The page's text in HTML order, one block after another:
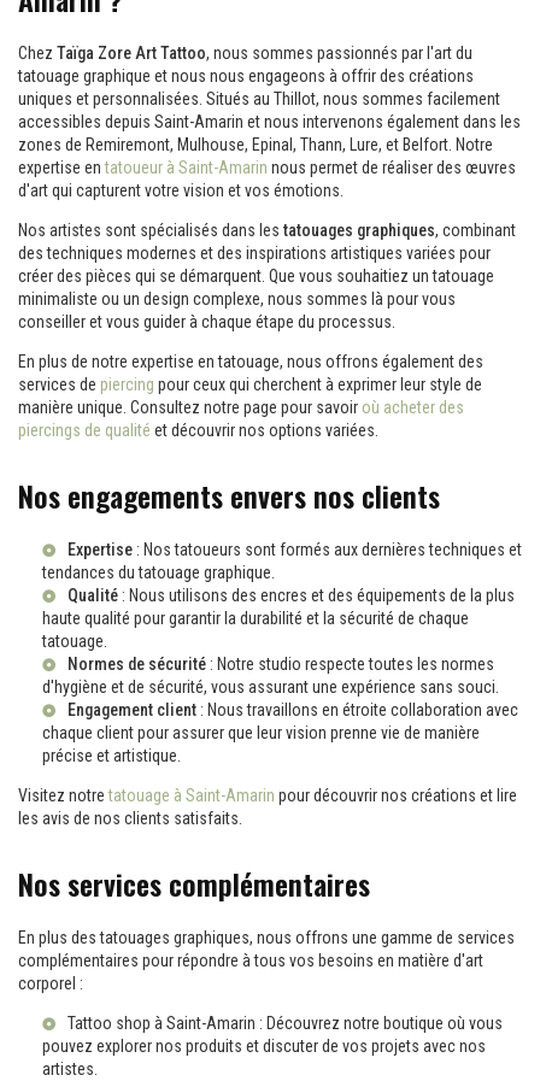
Chez Taïga Zore Art Tattoo, nous sommes passionnés par l'art du
tatouage graphique et nous nous engageons à offrir des créations
uniques et personnalisées. Situés au Thillot, nous sommes facilement
accessibles depuis Saint-Amarin et nous intervenons également dans les
zones de Remiremont, Mulhouse, Epinal, Thann, Lure, et Belfort. Notre
expertise entatoueur à Saint-Amarin nous permet de réaliser des œuvres
d'art qui capturent votre vision et vos émotions.
Nos artistes sont spécialisés dans les tatouages graphiques, combinant
des techniques modernes et des inspirations artistiques variées pour
créer des pièces qui se démarquent. Que vous souhaitiez un tatouage
minimaliste ou un design complexe, nous sommes là pour vous
conseiller et vous guider à chaque étape du processus.
En plus de notre expertise en tatouage, nous offrons également des
services de piercing pour ceux qui cherchent à exprimer leur style de
manière unique. Consultez notre page pour savoir où acheter des
piercings de qualité et découvrir nos options variées.
Nos engagements envers nos clients
Expertise : Nos tatoueurs sont formés aux dernières techniques et
tendances du tatouage graphique.
Qualité : Nous utilisons des encres et des équipements de la plus
haute qualité pour garantir la durabilité et la sécurité de chaque
tatouage.
Normes de sécurité : Notre studio respecte toutes les normes
d'hygiène et de sécurité, vous assurant une expérience sans souci.
Engagement client : Nous travaillons en étroite collaboration avec
chaque client pour assurer que leur vision prenne vie de manière
précise et artistique.
Visitez notretatouage à Saint-Amarin pour découvrir nos créations et lire
les avis de nos clients satisfaits.
Nos services complémentaires
En plus des tatouages graphiques, nous offrons une gamme de services
complémentaires pour répondre à tous vos besoins en matière d'art
corporel :
Tattoo shop à Saint-Amarin : Découvrez notre boutique où vous
pouvez explorer nos produits et discuter de vos projets avec nos
artistes.